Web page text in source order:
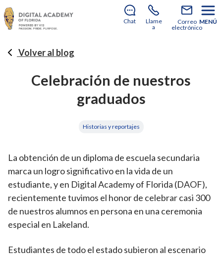
¡Aún hay plazas disponibles para unirte a nosotros
en el curso escolar 2026-2027!
Descubre cómo
matricularte.
Chat
Llame
a
Correo
electrónico
MENÚ
Volver al blog
Celebración de nuestros
graduados
Historias y reportajes
La obtención de un diploma de escuela secundaria
marca un logro significativo en la vida de un
estudiante, y en Digital Academy of Florida (DAOF),
recientemente tuvimos el honor de celebrar casi 300
de nuestros alumnos en persona en una ceremonia
especial en Lakeland.
Estudiantes de todo el estado subieron al escenario